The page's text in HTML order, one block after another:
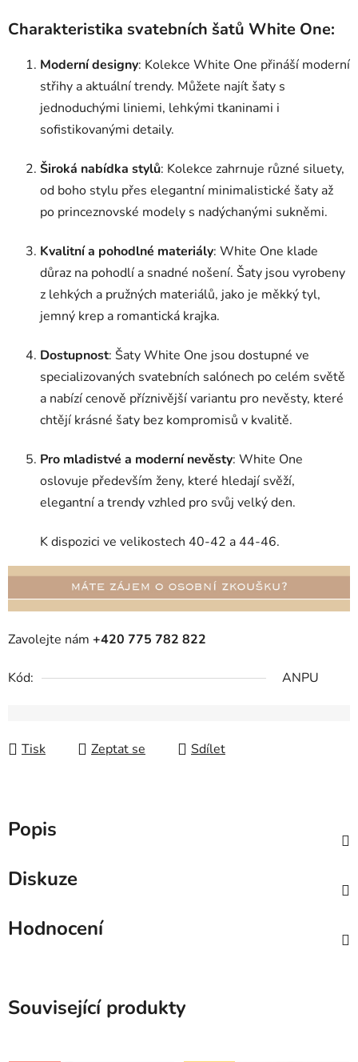
Charakteristika svatebních šatů White One:
Moderní designy: Kolekce White One přináší moderní
střihy a aktuální trendy. Můžete najít šaty s
jednoduchými liniemi, lehkými tkaninami i
sofistikovanými detaily.
Široká nabídka stylů: Kolekce zahrnuje různé siluety,
od boho stylu přes elegantní minimalistické šaty až
po princeznovské modely s nadýchanými sukněmi.
Kvalitní a pohodlné materiály: White One klade
důraz na pohodlí a snadné nošení. Šaty jsou vyrobeny
z lehkých a pružných materiálů, jako je měkký tyl,
jemný krep a romantická krajka.
Dostupnost: Šaty White One jsou dostupné ve
specializovaných svatebních salónech po celém světě
a nabízí cenově příznivější variantu pro nevěsty, které
chtějí krásné šaty bez kompromisů v kvalitě.
Pro mladistvé a moderní nevěsty: White One
oslovuje především ženy, které hledají svěží,
elegantní a trendy vzhled pro svůj velký den.
K dispozici ve velikostech 40-42 a 44-46.
Zavolejte nám +420 775 782 822
Kód: ANPU
Tisk Zeptat se Sdílet
Popis
Diskuze
Hodnocení
Související produkty